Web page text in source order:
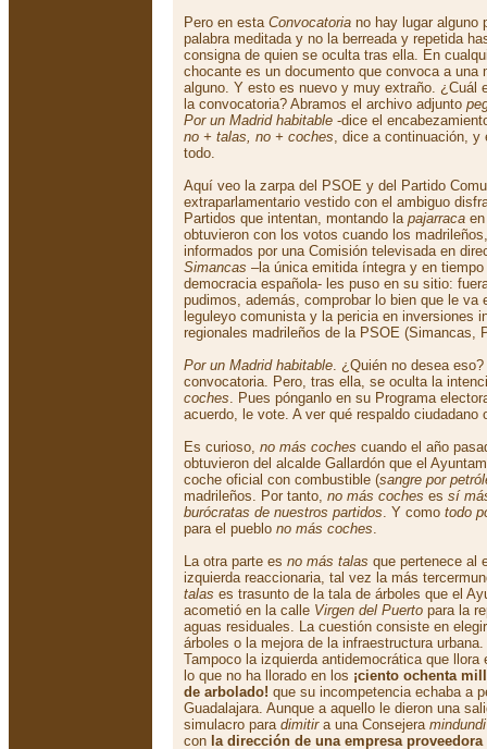
Pero en esta Convocatoria no hay lugar alguno
palabra meditada y no la berreada y repetida
consigna de quien se oculta tras ella. En
chocante es un documento que convoca a una
alguno. Y esto es nuevo y muy extraño. ¿Cuál
la convocatoria? Abramos el archivo adjunto
Por un Madrid habitable -dice el
no + talas, no + coches, dice a continuación, y
todo.
Aquí veo la zarpa del PSOE y del Partido
extraparlamentario vestido con el ambiguo
Partidos que intentan, montando la pajarraca
obtuvieron con los votos cuando los
informados por una Comisión televisada en
Simancas –la única emitida íntegra y en
democracia española- les puso en su sitio:
pudimos, además, comprobar lo bien que le va
leguleyo comunista y la pericia en inversiones
regionales madrileños de la PSOE (Simancas,
Por un Madrid habitable. ¿Quién no desea
convocatoria. Pero, tras ella, se oculta la
coches. Pues pónganlo en su Programa
acuerdo, le vote. A ver qué respaldo ciudadano
Es curioso, no más coches cuando el año
obtuvieron del alcalde Gallardón que el
coche oficial con combustible (sangre por
madrileños. Por tanto, no más coches es sí
burócratas de nuestros partidos. Y como todo
para el pueblo no más coches.
La otra parte es no más talas que pertenece al
izquierda reaccionaria, tal vez la más
talas es trasunto de la tala de árboles que el
acometió en la calle Virgen del Puerto para la
aguas residuales. La cuestión consiste en
árboles o la mejora de la infraestructura
Tampoco la izquierda antidemocrática que llora
lo que no ha llorado en los ¡ciento ochenta
de arbolado! que su incompetencia echaba a
Guadalajara. Aunque a aquello le dieron una
simulacro para dimitira una Consejera mindundi
con la dirección de una empresa